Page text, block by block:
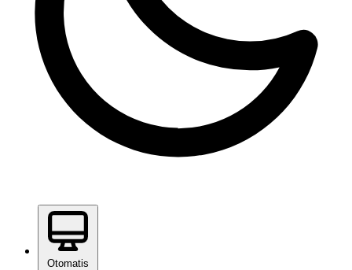
Otomatis